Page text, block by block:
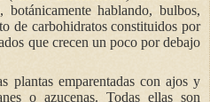
botánicamente hablando, bulbos,
de carbohidratos constituidos por
que crecen un poco por debajo
plantas emparentadas con ajos y
o azucenas. Todas ellas son